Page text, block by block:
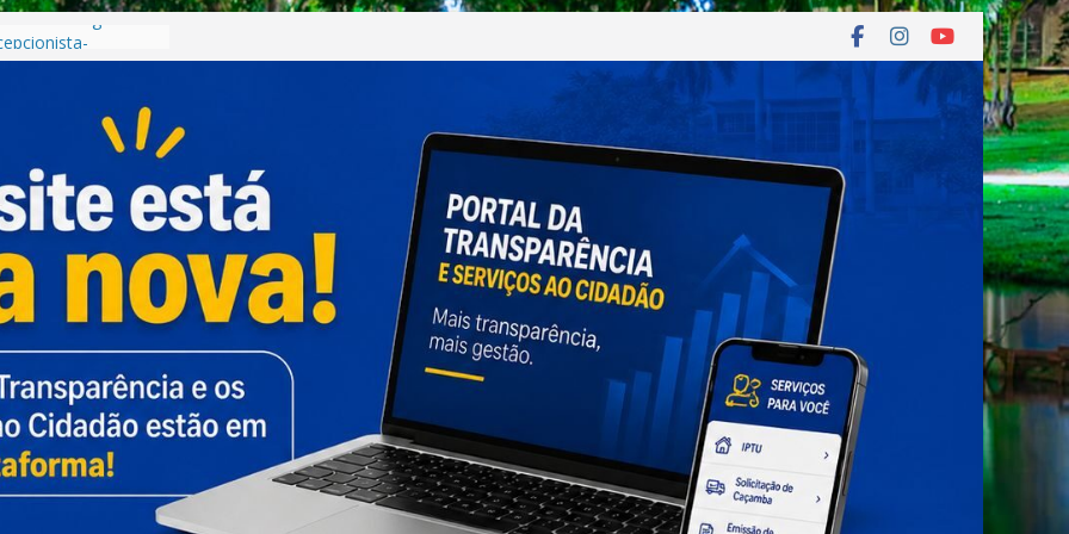
de Vaga
Seletivo
–
de Planura-